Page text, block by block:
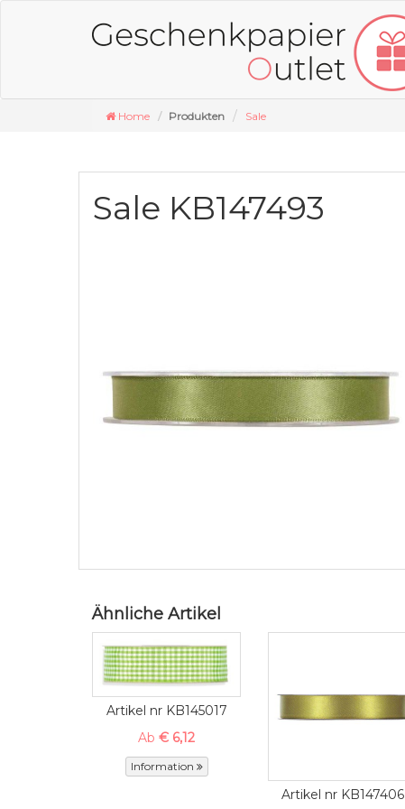
Home Produkten Sale
Sale KB147493
Ähnliche Artikel
Artikel nr KB145017
Ab € 6,12
Information
Artikel nr KB147406